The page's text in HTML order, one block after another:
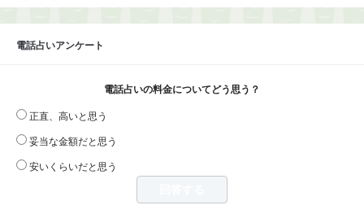
電話占いアンケート
電話占いの料金についてどう思う？
正直、高いと思う
妥当な金額だと思う
安いくらいだと思う